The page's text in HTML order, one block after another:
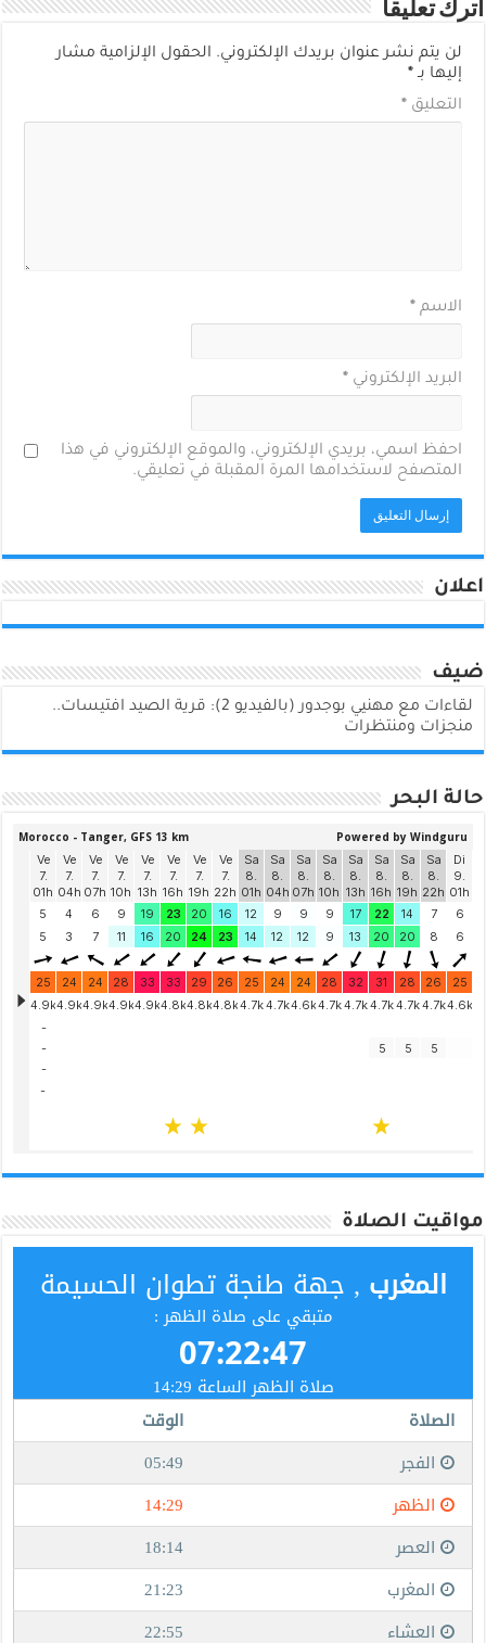
اترك تعليقاً
لن يتم نشر عنوان بريدك الإلكتروني. الحقول الإلزامية مشار
إليها بـ*
التعليق*
الاسم*
البريد الإلكتروني*
احفظ اسمي، بريدي الإلكتروني، والموقع الإلكتروني في هذا
المتصفح لاستخدامها المرة المقبلة في تعليقي.
اعلان
ضيف
لقاءات مع مهنيي بوجدور (بالفيديو 2): قرية الصيد افتيسات..
منجزات ومنتظرات
حالة البحر
مواقيت الصلاة